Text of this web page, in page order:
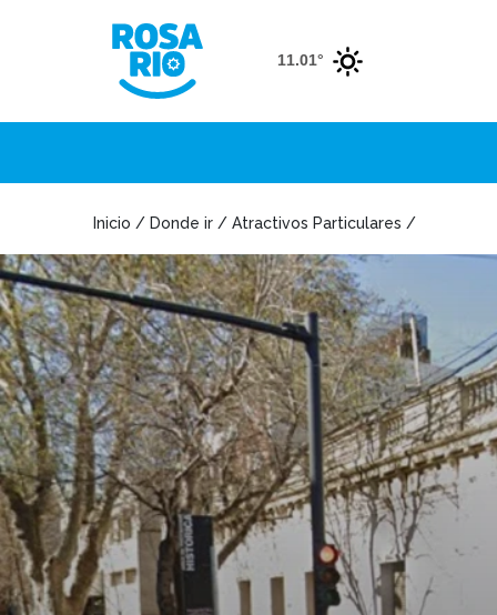
11.01°
Inicio / Donde ir / Atractivos Particulares /